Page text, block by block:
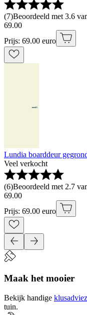
(7)Beoordeeld met 3.6
69.00
Prijs: 69.00 euro
Lundia boarddeur
Veel verkocht
(6)Beoordeeld met 2.7
69.00
Prijs: 69.00 euro
Maak het mooier
Bekijk handige
tuin.